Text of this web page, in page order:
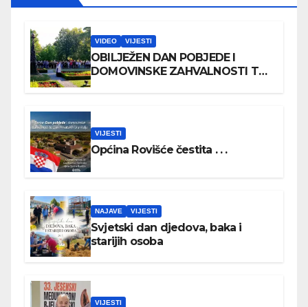
VIDEO VIJESTI
OBILJEŽEN DAN POBJEDE I
DOMOVINSKE ZAHVALNOSTI TE
VIJESTI
Općina Rovišće čestita . . .
NAJAVE VIJESTI
Svjetski dan djedova, baka i
starijih osoba
VIJESTI